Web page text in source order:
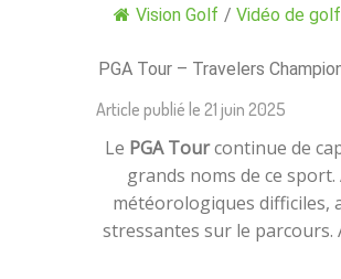
Vision Golf / Vidéo de
PGA Tour – Travelers
Article publié le 21 juin 2025
Le PGA Tourcontinue de
grands noms de ce
météorologiques difficiles,
stressantes sur le